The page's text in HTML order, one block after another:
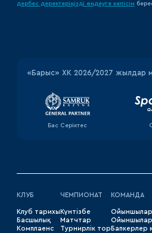
дербес деректеріңізді өңдеуге келісім
«‎Барыс»‎ ХК 2026/2027 жылдар
Бас Серіктес
КЛУБ
Клуб тарихы
Басшылық
Комплаенс
ЧЕМПИОНАТ
Күнтізбе
Матчтар
Турнирлік тор
КОМАНДА
Ойыншылар
Бапкерлер